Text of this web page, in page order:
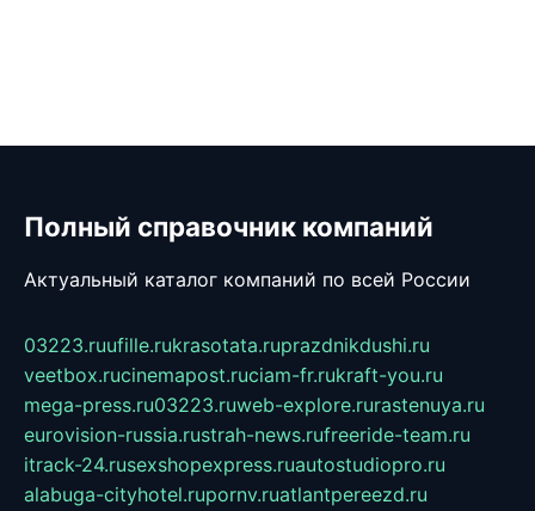
Полный справочник компаний
Актуальный каталог компаний по всей России
03223.ruufille.rukrasotata.ruprazdnikdushi.ru
veetbox.rucinemapost.ruciam-fr.rukraft-you.ru
mega-press.ru03223.ruweb-explore.rurastenuya.ru
eurovision-russia.rustrah-news.rufreeride-team.ru
itrack-24.rusexshopexpress.ruautostudiopro.ru
alabuga-cityhotel.rupornv.ruatlantpereezd.ru